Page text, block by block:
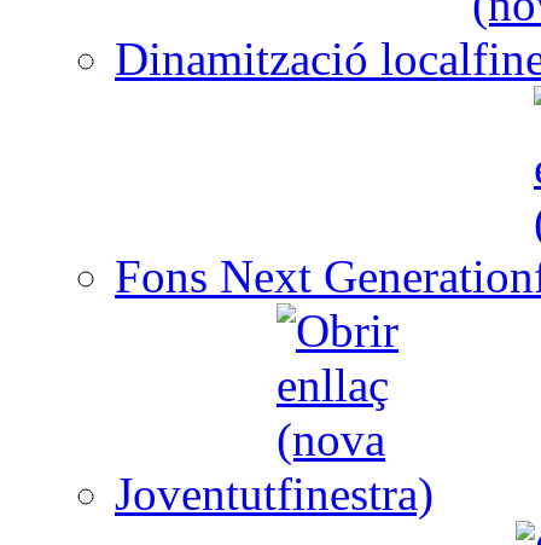
Dinamització local
Fons Next Generation
Joventut